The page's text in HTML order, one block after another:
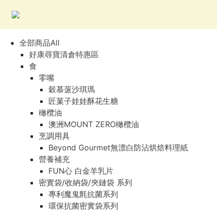
全部商品All
好康尋寶清倉特惠區
食
零嘴
穀慕蒎沙琪瑪
匠菓子娃娃酥花生糖
橄欖油
澳洲MOUNT ZERO橄欖油
烹調用具
Beyond Gourmet無漂白防沾烘焙料理紙
營養補充
FUN心 白金羊乳片
密實袋/收納袋/夾鏈袋 系列
專利魔鬼氈抗菌系列
環保抗菌密實袋系列